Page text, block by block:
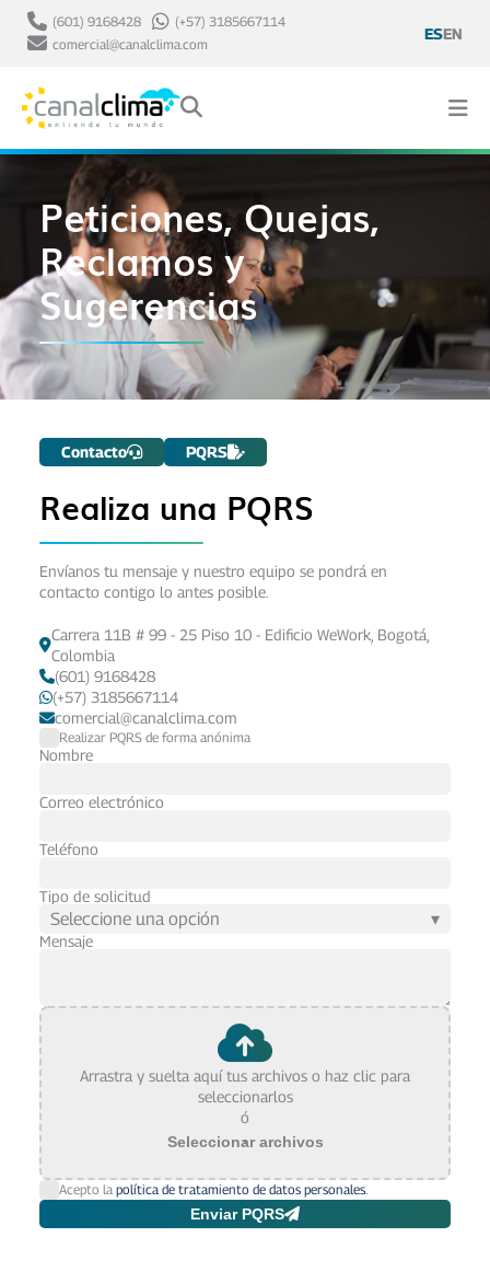
(601) 9168428
(+57) 3185667114
comercial@canalclima.com
ESEN
Peticiones, Quejas,
Reclamos y
Sugerencias
Contacto PQRS
Realiza una PQRS
Envíanos tu mensaje y nuestro equipo se pondrá en
contacto contigo lo antes posible.
Carrera 11B # 99 - 25 Piso 10 - Edificio WeWork, Bogotá,
Colombia
(601) 9168428
(+57) 3185667114
comercial@canalclima.com
Realizar PQRS de forma anónima
Nombre
Correo electrónico
Teléfono
Tipo de solicitud
Seleccione una opción ▾
Mensaje
Arrastra y suelta aquí tus archivos o haz clic para
seleccionarlos
ó
Seleccionar archivos
Acepto la política de tratamiento de datos personales.
Enviar PQRS